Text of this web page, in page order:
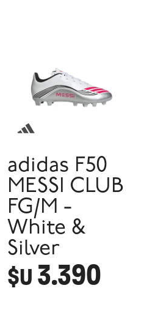
adidas F50
MESSI CLUB
FG/M -
White &
Silver
$U 3.390